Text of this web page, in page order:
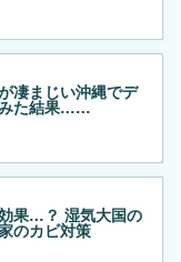
凄まじい沖縄でデ
みた結果……
果…？ 湿気大国の
のカビ対策